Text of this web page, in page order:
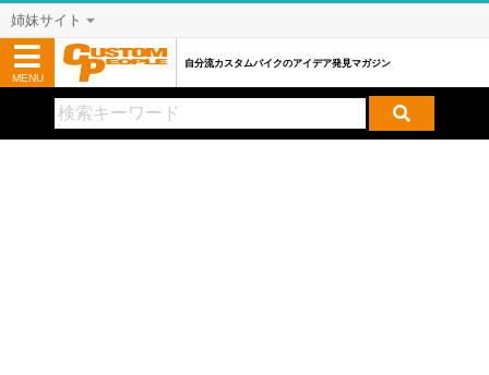
姉妹サイト
MENU
自分流カスタムバイクのアイデア発見マガジン